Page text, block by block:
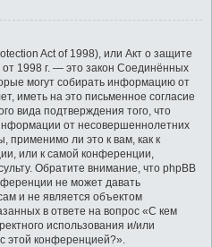
Act of 1998), или Акт о защите
1998 г. — это закон Соединённых
могут собирать информацию от
иметь на это письменное согласие
вида подтверждения того, что
от несовершеннолетних
применимо ли это к вам, как к
или к самой конференции,
Обратите внимание, что phpBB
не может давать
и не является объектом
в ответе на вопрос «С кем
использования и/или
этой конференцией?».